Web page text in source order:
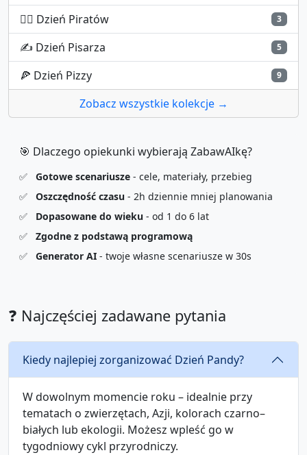
🏴‍☠️ Dzień Piratów 3
✍️ Dzień Pisarza 5
🍕 Dzień Pizzy 9
Zobacz wszystkie kolekcje →
🎯 Dlaczego opiekunki wybierają ZabawAIkę?
✅ Gotowe scenariusze - cele, materiały, przebieg
✅
Oszczędność czasu - 2h dziennie mniej planowania
✅
Dopasowane do wieku - od 1 do 6 lat
✅
Zgodne z podstawą programową
✅
Generator AI - twoje własne scenariusze w 30s
❓ Najczęściej zadawane pytania
Kiedy najlepiej zorganizować Dzień Pandy?
W dowolnym momencie roku – idealnie przy
tematach o zwierzętach, Azji, kolorach czarno–
białych lub ekologii. Możesz wpleść go w
tygodniowy cykl przyrodniczy.